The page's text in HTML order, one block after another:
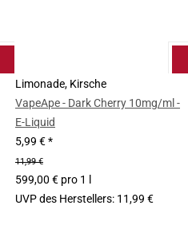
Limonade, Kirsche
VapeApe - Dark Cherry 10mg/ml -
E-Liquid
5,99 €*
11,99 €
599,00 € pro 1 l
UVP des Herstellers: 11,99 €